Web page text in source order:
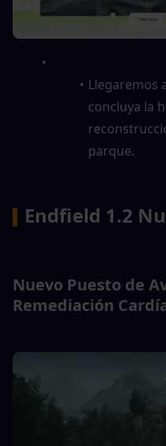
Llegaremos
concluya la
parque.
Endfield 1.2
Nuevo Puesto de
Remediación